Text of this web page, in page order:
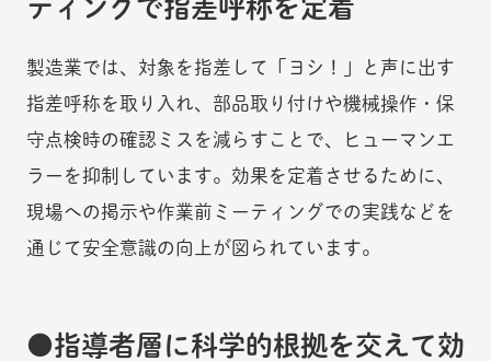
ティングで指差呼称を定着
製造業では、対象を指差して「ヨシ！」と声に出す
指差呼称を取り入れ、部品取り付けや機械操作・保
守点検時の確認ミスを減らすことで、ヒューマンエ
ラーを抑制しています。効果を定着させるために、
現場への掲示や作業前ミーティングでの実践などを
通じて安全意識の向上が図られています。
指導者層に科学的根拠を交えて効